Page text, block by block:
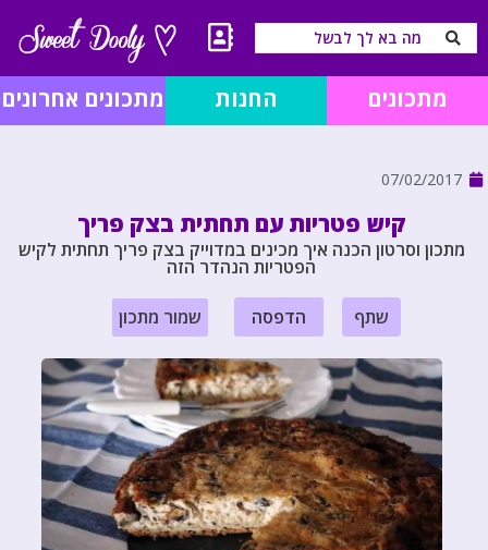
מתכונים החנות מתכונים אחרונים
07/02/2017
קיש פטריות עם תחתית בצק פריך
מתכון וסרטון הכנה איך מכינים במדוייק בצק פריך תחתית לקיש
הפטריות הנהדר הזה
שתף הדפסה שמור מתכון